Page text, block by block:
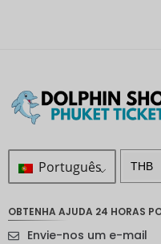
Português THB
sueca
OBTENHA AJUDA 24 HORAS
Envie-nos um e-mail